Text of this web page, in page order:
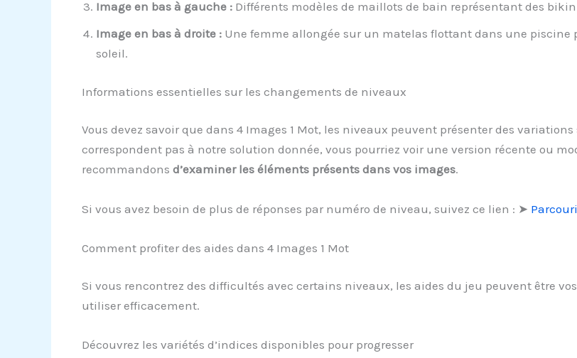
Image en bas à gauche :Différents modèles de maillots de bain représentant des
Image en bas à droite :Une femme allongée sur un matelas flottant dans une
soleil.
Informations essentielles sur les changements de niveaux
Vous devez savoir que dans 4 Images 1 Mot, les niveaux peuvent présenter des
correspondent pas à notre solution donnée, vous pourriez voir une version récente ou
recommandons d’examiner les éléments présents dans vos images.
Si vous avez besoin de plus de réponses par numéro de niveau, suivez ce lien : ➤
Comment profiter des aides dans 4 Images 1 Mot
Si vous rencontrez des difficultés avec certains niveaux, les aides du jeu peuvent être
utiliser efficacement.
Découvrez les variétés d’indices disponibles pour progresser